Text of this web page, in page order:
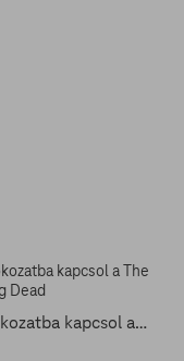
Új fokozatba kapcsol a The Walking Dead